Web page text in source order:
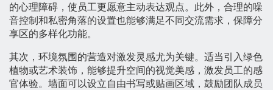
的心理障碍，使员工更愿意主动表达观点。此外，合理的噪
音控制和私密角落的设置也能够满足不同交流需求，保障分
享区的多样化功能。
其次，环境氛围的营造对激发灵感尤为关键。适当引入绿色
植物或艺术装饰，能够提升空间的视觉美感，激发员工的感
官体验。墙面可以设立自由书写或贴画区域，鼓励团队成员